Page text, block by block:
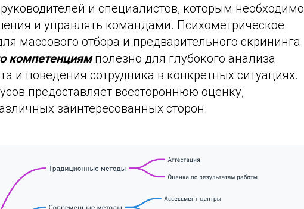
и специалистов, которым необходимо
и управлять командами. Психометрическое
массового отбора и предварительного скрининга
компетенциямполезно для глубокого анализа
и поведения сотрудника в конкретных ситуациях.
предоставляет всестороннюю оценку,
заинтересованных сторон.